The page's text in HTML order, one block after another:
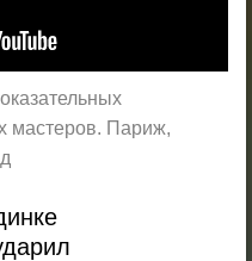
мастеров. Париж,